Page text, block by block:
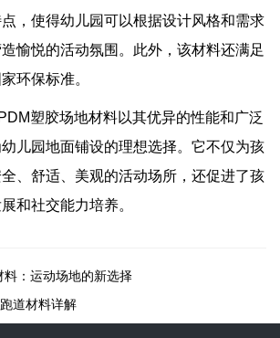
，使得幼儿园可以根据设计风格和需求
愉悦的活动氛围。此外，该材料还满足
环保标准。
塑胶场地材料以其优异的性能和广泛
儿园地面铺设的理想选择。它不仅为孩
、舒适、美观的活动场所，还促进了孩
和社交能力培养。
料：运动场地的新选择
道材料详解